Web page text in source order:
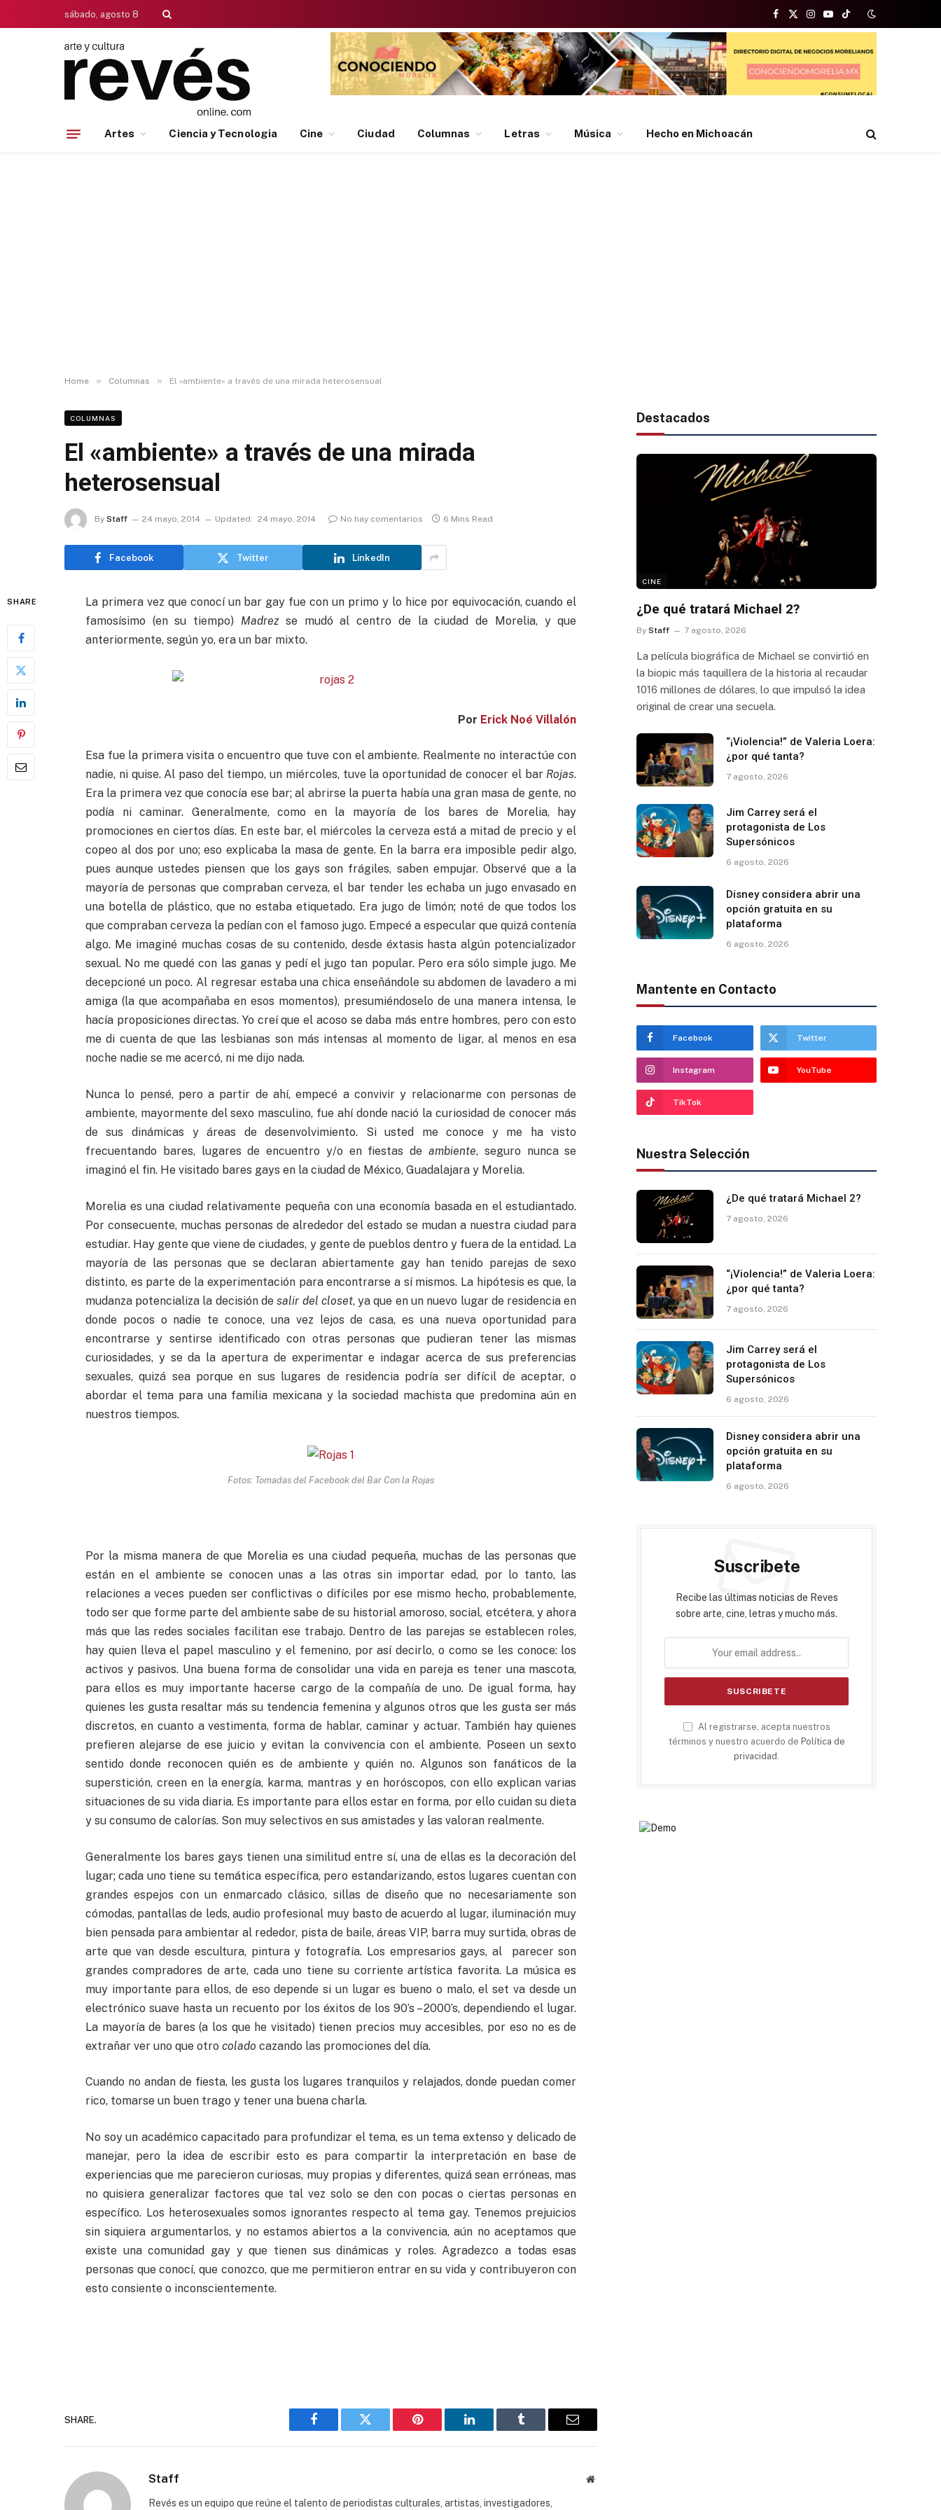
sábado, agosto 8
Facebook
X
(Twitter)
Instagram
YouTubeTikTok
Artes Ciencia y Tecnologia Cine Ciudad Columnas Letras Música Hecho en Michoacán
Home » Columnas » El «ambiente» a través de una mirada heterosensual
COLUMNAS
El «ambiente» a través de una mirada
heterosensual
By Staff 24 mayo, 2014 Updated: 24 mayo, 2014 No hay comentarios 6 Mins Read
Facebook Twitter LinkedIn
SHARE
La primera vez que conocí un bar gay fue con un primo y lo hice por equivocación, cuando el
famosísimo (en su tiempo) Madrezse mudó al centro de la ciudad de Morelia, y que
anteriormente, según yo, era un bar mixto.
Por Erick Noé Villalón
Esa fue la primera visita o encuentro que tuve con el ambiente. Realmente no interactúe con
nadie, ni quise. Al paso del tiempo, un miércoles, tuve la oportunidad de conocer el bar Rojas.
Era la primera vez que conocía ese bar; al abrirse la puerta había una gran masa de gente, no
podía ni caminar. Generalmente, como en la mayoría de los bares de Morelia, hay
promociones en ciertos días. En este bar, el miércoles la cerveza está a mitad de precio y el
copeo al dos por uno; eso explicaba la masa de gente. En la barra era imposible pedir algo,
pues aunque ustedes piensen que los gays son frágiles, saben empujar. Observé que a la
mayoría de personas que compraban cerveza, el bar tender les echaba un jugo envasado en
una botella de plástico, que no estaba etiquetado. Era jugo de limón; noté de que todos los
que compraban cerveza la pedían con el famoso jugo. Empecé a especular que quizá contenía
algo. Me imaginé muchas cosas de su contenido, desde éxtasis hasta algún potencializador
sexual. No me quedé con las ganas y pedí el jugo tan popular. Pero era sólo simple jugo. Me
decepcioné un poco. Al regresar estaba una chica enseñándole su abdomen de lavadero a mi
amiga (la que acompañaba en esos momentos), presumiéndoselo de una manera intensa, le
hacía proposiciones directas. Yo creí que el acoso se daba más entre hombres, pero con esto
me di cuenta de que las lesbianas son más intensas al momento de ligar, al menos en esa
noche nadie se me acercó, ni me dijo nada.
Nunca lo pensé, pero a partir de ahí, empecé a convivir y relacionarme con personas de
ambiente, mayormente del sexo masculino, fue ahí donde nació la curiosidad de conocer más
de sus dinámicas y áreas de desenvolvimiento. Si usted me conoce y me ha visto
frecuentando bares, lugares de encuentro y/o en fiestas deambiente, seguro nunca se
imaginó el fin. He visitado bares gays en la ciudad de México, Guadalajara y Morelia.
Morelia es una ciudad relativamente pequeña con una economía basada en el estudiantado.
Por consecuente, muchas personas de alrededor del estado se mudan a nuestra ciudad para
estudiar. Hay gente que viene de ciudades, y gente de pueblos dentro y fuera de la entidad. La
mayoría de las personas que se declaran abiertamente gay han tenido parejas de sexo
distinto, es parte de la experimentación para encontrarse a sí mismos. La hipótesis es que, la
mudanza potencializa la decisión desalir del closet, ya que en un nuevo lugar de residencia en
donde pocos o nadie te conoce, una vez lejos de casa, es una nueva oportunidad para
encontrarse y sentirse identificado con otras personas que pudieran tener las mismas
curiosidades, y se da la apertura de experimentar e indagar acerca de sus preferencias
sexuales, quizá sea porque en sus lugares de residencia podría ser difícil de aceptar, o
abordar el tema para una familia mexicana y la sociedad machista que predomina aún en
nuestros tiempos.
Fotos: Tomadas del Facebook del Bar Con la Rojas
Por la misma manera de que Morelia es una ciudad pequeña, muchas de las personas que
están en el ambiente se conocen unas a las otras sin importar edad, por lo tanto, las
relaciones a veces pueden ser conflictivas o difíciles por ese mismo hecho, probablemente,
todo ser que forme parte del ambiente sabe de su historial amoroso, social, etcétera, y ahora
más que las redes sociales facilitan ese trabajo. Dentro de las parejas se establecen roles,
hay quien lleva el papel masculino y el femenino, por así decirlo, o como se les conoce: los
activos y pasivos. Una buena forma de consolidar una vida en pareja es tener una mascota,
para ellos es muy importante hacerse cargo de la compañía de uno. De igual forma, hay
quienes les gusta resaltar más su tendencia femenina y algunos otros que les gusta ser más
discretos, en cuanto a vestimenta, forma de hablar, caminar y actuar. También hay quienes
prefieren alejarse de ese juicio y evitan la convivencia con el ambiente. Poseen un sexto
sentido donde reconocen quién es de ambiente y quién no. Algunos son fanáticos de la
superstición, creen en la energía, karma, mantras y en horóscopos, con ello explican varias
situaciones de su vida diaria. Es importante para ellos estar en forma, por ello cuidan su dieta
y su consumo de calorías. Son muy selectivos en sus amistades y las valoran realmente.
Generalmente los bares gays tienen una similitud entre sí, una de ellas es la decoración del
lugar; cada uno tiene su temática específica, pero estandarizando, estos lugares cuentan con
grandes espejos con un enmarcado clásico, sillas de diseño que no necesariamente son
cómodas, pantallas de leds, audio profesional muy basto de acuerdo al lugar, iluminación muy
bien pensada para ambientar al rededor, pista de baile, áreas VIP, barra muy surtida, obras de
arte que van desde escultura, pintura y fotografía. Los empresarios gays, al parecer son
grandes compradores de arte, cada uno tiene su corriente artística favorita. La música es
muy importante para ellos, de eso depende si un lugar es bueno o malo, el set va desde un
electrónico suave hasta un recuento por los éxitos de los 90’s – 2000’s, dependiendo el lugar.
La mayoría de bares (a los que he visitado) tienen precios muy accesibles, por eso no es de
extrañar ver uno que otro colado cazando las promociones del día.
Cuando no andan de fiesta, les gusta los lugares tranquilos y relajados, donde puedan comer
rico, tomarse un buen trago y tener una buena charla.
No soy un académico capacitado para profundizar el tema, es un tema extenso y delicado de
manejar, pero la idea de escribir esto es para compartir la interpretación en base de
experiencias que me parecieron curiosas, muy propias y diferentes, quizá sean erróneas, mas
no quisiera generalizar factores que tal vez solo se den con pocas o ciertas personas en
específico. Los heterosexuales somos ignorantes respecto al tema gay. Tenemos prejuicios
sin siquiera argumentarlos, y no estamos abiertos a la convivencia, aún no aceptamos que
existe una comunidad gay y que tienen sus dinámicas y roles. Agradezco a todas esas
personas que conocí, que conozco, que me permitieron entrar en su vida y contribuyeron con
esto consiente o inconscientemente.
SHARE.
Facebook Twitter Pinterest LinkedIn Tumblr Email
Staff Website
Revés es un equipo que reúne el talento de periodistas culturales, artistas, investigadores,
Destacados
CINE
¿De qué tratará Michael 2?
By Staff 7 agosto, 2026
La película biográfica de Michael se convirtió en
la biopic más taquillera de la historia al recaudar
1016 millones de dólares, lo que impulsó la idea
original de crear una secuela.
“¡Violencia!” de Valeria Loera:
¿por qué tanta?
7 agosto, 2026
Jim Carrey será el
protagonista de Los
Supersónicos
6 agosto, 2026
Disney considera abrir una
opción gratuita en su
plataforma
6 agosto, 2026
Mantente en Contacto
Facebook Twitter
Instagram YouTube
TikTok
Nuestra Selección
¿De qué tratará Michael 2?
7 agosto, 2026
“¡Violencia!” de Valeria Loera:
¿por qué tanta?
7 agosto, 2026
Jim Carrey será el
protagonista de Los
Supersónicos
6 agosto, 2026
Disney considera abrir una
opción gratuita en su
plataforma
6 agosto, 2026
Suscribete
Recibe las últimas noticias de Reves
sobre arte, cine, letras y mucho más.
Al registrarse, acepta nuestros
términos y nuestro acuerdo de Política de
privacidad